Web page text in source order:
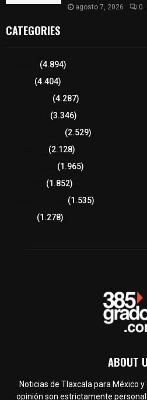
agosto 7, 2026 0
CATEGORIES
(4.894)
(4.404)
(4.287)
(3.346)
(2.529)
(2.128)
(1.965)
(1.852)
(1.535)
(1.278)
ABOUT
Noticias de Tlaxcala para México
opinión son estrictamente